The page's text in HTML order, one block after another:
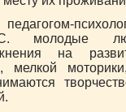
молодые
на
мелкой